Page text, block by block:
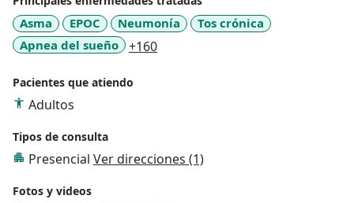
Asma EPOC Neumonía
Tos crónica
Apnea del sueño
+160a11y_sr_more_diseases
Pacientes que atiendo
Adultos
Tipos de consulta
Presencial Ver direcciones (1)
Fotos y videos